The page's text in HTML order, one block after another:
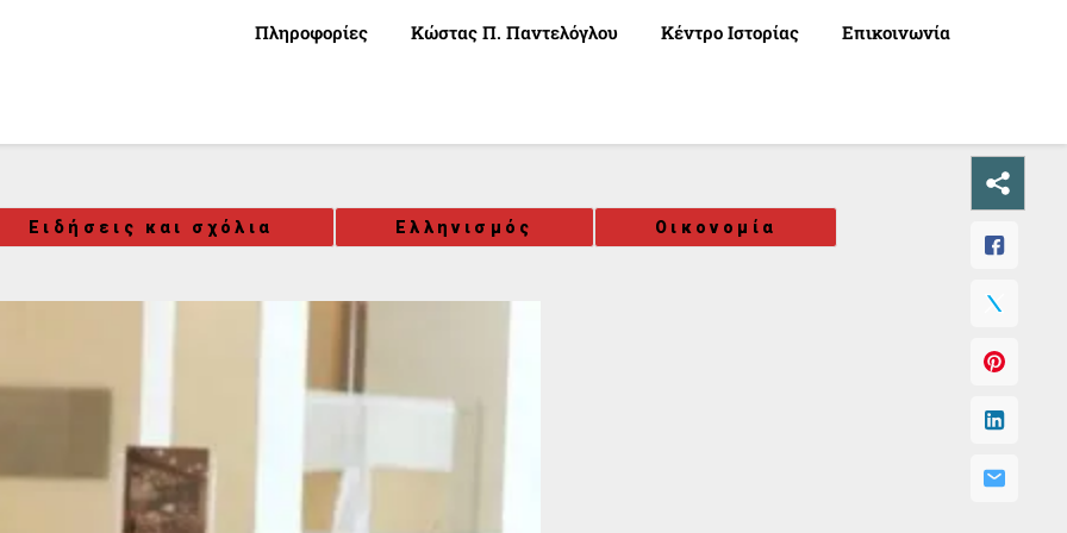
Πληροφορίες Κώστας Π. Παντελόγλου Κέντρο Ιστορίας Επικοινωνία
Ειδήσεις και σχόλια Ελληνισμός Οικονομία